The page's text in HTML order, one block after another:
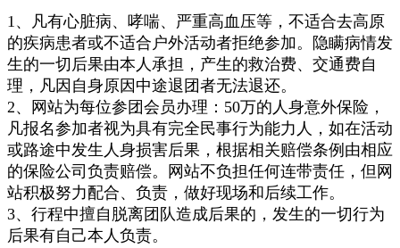
1、凡有心脏病、哮喘、严重高血压等，不适合去高原
的疾病患者或不适合户外活动者拒绝参加。
隐瞒病情发
生的一切 后果由本人承担，产生的救治费、交通费自
理，凡因自身原因中途退团者无法退还。
2、网站为每位参团会员办理：50万的人身意外保险，
凡报名参加者视为具有完全民事行为能力人，如在活动
或路途中发生人身损害后果，根据相关赔偿条例由相应
的保险公司负责赔偿。
网站不负担任何连带责任，但网
站积极努力配合、负责，做好现场和后续工作。
3、 行程中擅自脱离团队造成后果的，发生的一切行为
后果有自己本人负责。